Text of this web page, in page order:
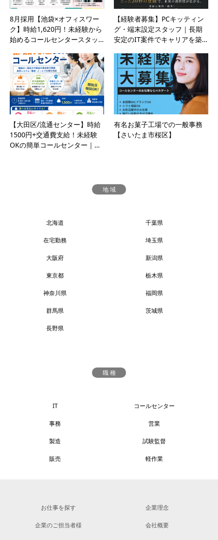
8月採用【池袋×オフィスワー
ク】時給1,620円！未経験から
始めるコールセンタースタッ…
【経験者募集】PCキッティン
グ・端末設定スタッフ｜長期
安定のIT案件でキャリアを築…
【大田区/流通センター】時給
1500円+交通費支給！未経験
OKの簡単コールセンター｜…
有名お菓子工場での一般事務
【さいたま市桜区】
地 域
北海道 千葉県
在宅勤務 埼玉県
大阪府 新潟県
東京都 栃木県
神奈川県 福岡県
群馬県 茨城県
長野県
職 種
IT コールセンター
事務 営業
製造 試験監督
販売 軽作業
お仕事を探す
企業のご担当者様
企業理念
会社概要